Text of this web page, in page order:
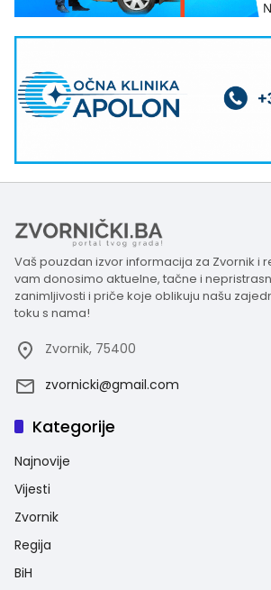
Vaš pouzdan izvor informacija za Zvornik i
vam donosimo aktuelne, tačne i
zanimljivosti i priče koje oblikuju našu
toku s nama!
Zvornik, 75400
zvornicki@gmail.com
Kategorije
Najnovije
Vijesti
Zvornik
Regija
BiH